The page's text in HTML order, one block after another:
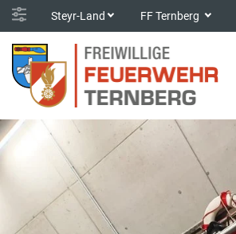
Steyr-Land FF Ternberg